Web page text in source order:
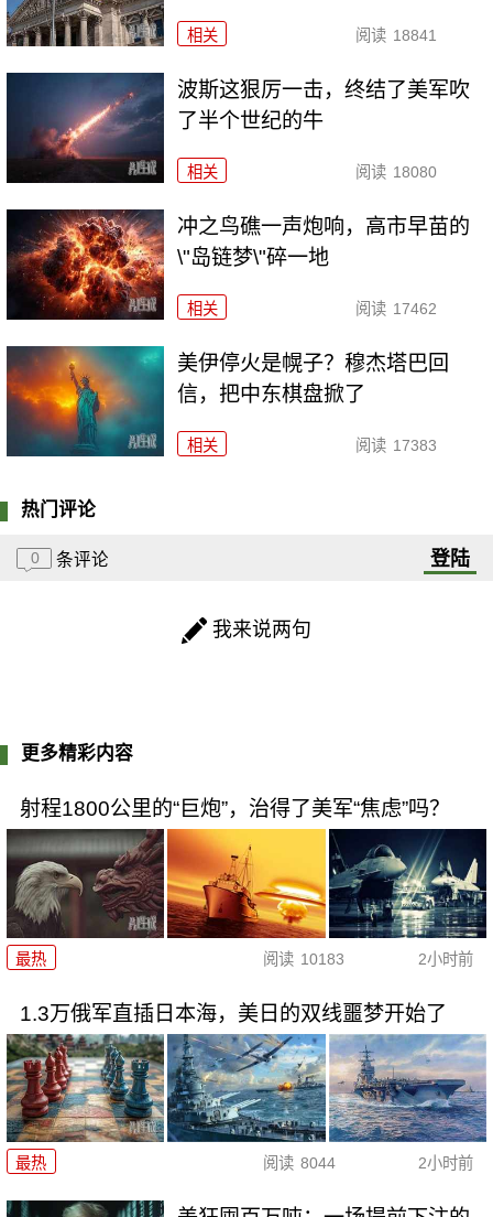
相关 阅读 18841
波斯这狠厉一击，终结了美军吹
了半个世纪的牛
相关 阅读 18080
冲之鸟礁一声炮响，高市早苗的
\"岛链梦\"碎一地
相关 阅读 17462
美伊停火是幌子？穆杰塔巴回
信，把中东棋盘掀了
相关 阅读 17383
热门评论
0 条评论 登陆
我来说两句
更多精彩内容
射程1800公里的“巨炮”，治得了美军“焦虑”吗？
最热 阅读 10183 2小时前
1.3万俄军直插日本海，美日的双线噩梦开始了
最热 阅读 8044 2小时前